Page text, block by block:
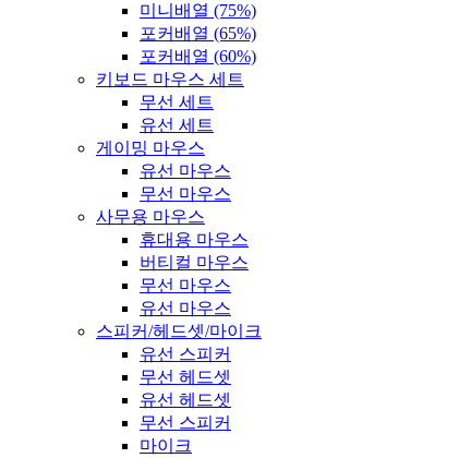
미니배열 (75%)
포커배열 (65%)
포커배열 (60%)
키보드 마우스 세트
무선 세트
유선 세트
게이밍 마우스
유선 마우스
무선 마우스
사무용 마우스
휴대용 마우스
버티컬 마우스
무선 마우스
유선 마우스
스피커/헤드셋/마이크
유선 스피커
무선 헤드셋
유선 헤드셋
무선 스피커
마이크